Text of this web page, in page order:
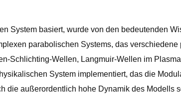
System basiert, wurde von den bedeutenden
parabolischen Systems, das
Schlichting-Wellen, Langmuir-Wellen im
System implementiert, das die
außerordentlich hohe Dynamik des Modells